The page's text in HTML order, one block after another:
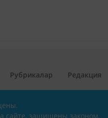
Рубрикалар Редакция
защищены законом.